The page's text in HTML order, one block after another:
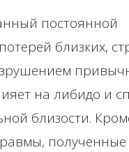
постоянной
близких,
на либидо и
близости.
полученные